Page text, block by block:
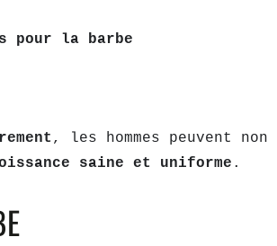
pour la barbe
, les hommes peuvent
saine et uniforme .